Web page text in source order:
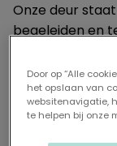
Onze deur
begeleiden en
vrijblijvend bij
keuze.
Door op “Alle
het opslaan van
websitenavigatie,
te helpen bij onze